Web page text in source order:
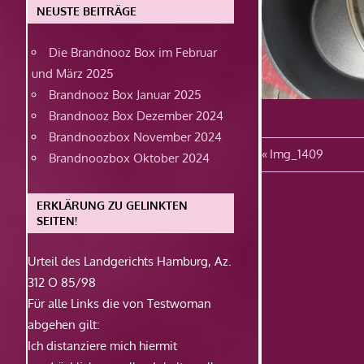
Vorheriger
Beitrag:
Img_1409
NEUSTE BEITRÄGE
Die Brandnooz Box im Februar
und März 2025
Brandnooz Box Januar 2025
Brandnooz Box Dezember 2024
Brandnoozbox November 2024
Brandnoozbox Oktober 2024
ERKLÄRUNG ZU GELINKTEN
SEITEN!
Urteil des Landgerichts Hamburg, Az.
312 O 85/98
Für alle Links die von Testwoman
abgehen gilt:
Ich distanziere mich hiermit